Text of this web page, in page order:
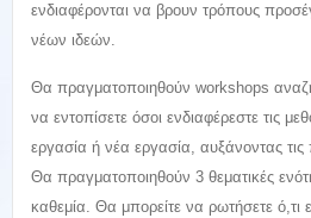
ενδιαφέρονται να βρουν τρόπους
νέων ιδεών.
Θα πραγματοποιηθούν workshops
να εντοπίσετε όσοι ενδιαφέρεστε τις
εργασία ή νέα εργασία, αυξάνοντας τις
Θα πραγματοποιηθούν 3 θεματικές
καθεμία. Θα μπορείτε να ρωτήσετε ό,τι